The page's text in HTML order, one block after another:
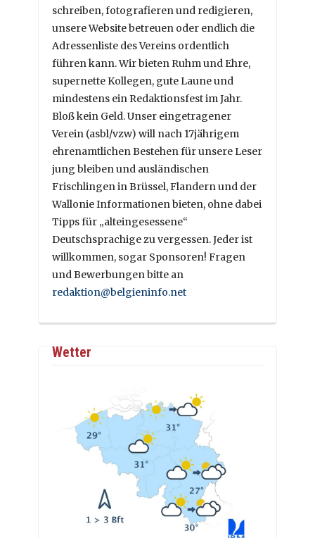
schreiben, fotografieren und redigieren,
unsere Website betreuen oder endlich die
Adressenliste des Vereins ordentlich
führen kann. Wir bieten Ruhm und Ehre,
supernette Kollegen, gute Laune und
mindestens ein Redaktionsfest im Jahr.
Bloß kein Geld. Unser eingetragener
Verein (asbl/vzw) will nach 17jährigem
ehrenamtlichen Bestehen für unsere Leser
jung bleiben und ausländischen
Frischlingen in Brüssel, Flandern und der
Wallonie Informationen bieten, ohne dabei
Tipps für „alteingesessene“
Deutschsprachige zu vergessen. Jeder ist
willkommen, sogar Sponsoren! Fragen
und Bewerbungen bitte an
redaktion@belgieninfo.net
Wetter